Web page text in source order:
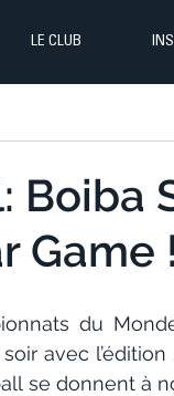
LE CLUB
Boiba
Game
du
avec
se donnent à